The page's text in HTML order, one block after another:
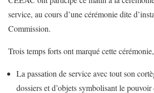
service, au cours d’une cérémonie dite
Commission.
Trois temps forts ont marqué cette
La passation de service avec tout son
dossiers et d’objets symbolisant le